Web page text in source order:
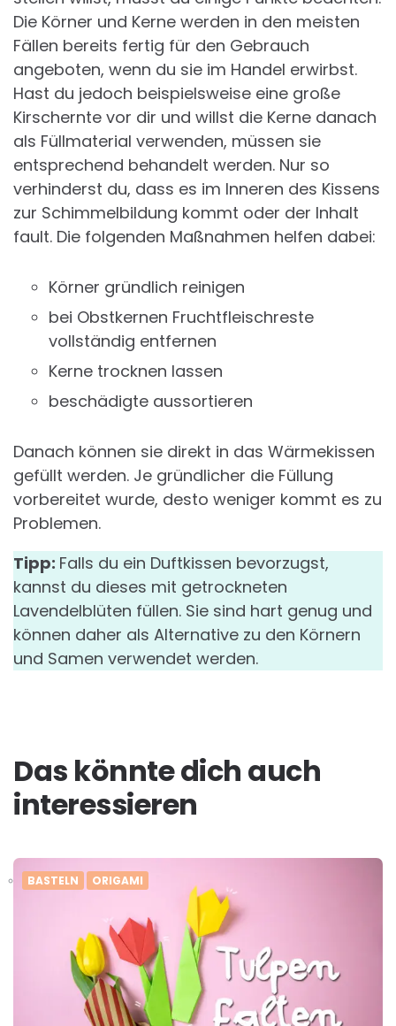
Die Körner und Kerne werden in den meisten
Fällen bereits fertig für den Gebrauch
angeboten, wenn du sie im Handel erwirbst.
Hast du jedoch beispielsweise eine große
Kirschernte vor dir und willst die Kerne danach
als Füllmaterial verwenden, müssen sie
entsprechend behandelt werden. Nur so
verhinderst du, dass es im Inneren des Kissens
zur Schimmelbildung kommt oder der Inhalt
fault. Die folgenden Maßnahmen helfen dabei:
Körner gründlich reinigen
bei Obstkernen Fruchtfleischreste
vollständig entfernen
Kerne trocknen lassen
beschädigte aussortieren
Danach können sie direkt in das Wärmekissen
gefüllt werden. Je gründlicher die Füllung
vorbereitet wurde, desto weniger kommt es zu
Problemen.
Tipp: Falls du ein Duftkissen bevorzugst,
kannst du dieses mit getrockneten
Lavendelblüten füllen. Sie sind hart genug und
können daher als Alternative zu den Körnern
und Samen verwendet werden.
Das könnte dich auch
interessieren
BASTELN ORIGAMI